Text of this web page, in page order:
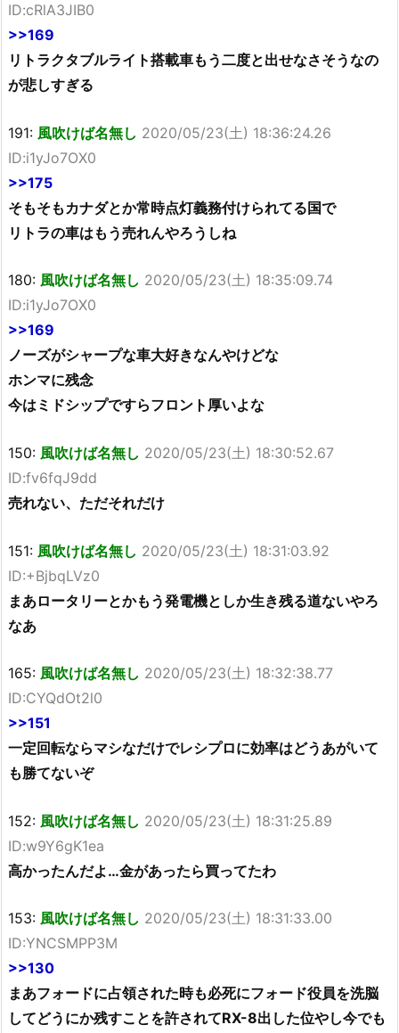
ID:cRlA3JIB0
>>169
リトラクタブルライト搭載車もう二度と出せなさそうなの
が悲しすぎる
191: 風吹けば名無し 2020/05/23(土) 18:36:24.26
ID:i1yJo7OX0
>>175
そもそもカナダとか常時点灯義務付けられてる国で
リトラの車はもう売れんやろうしね
180: 風吹けば名無し 2020/05/23(土) 18:35:09.74
ID:i1yJo7OX0
>>169
ノーズがシャープな車大好きなんやけどな
ホンマに残念
今はミドシップですらフロント厚いよな
150: 風吹けば名無し 2020/05/23(土) 18:30:52.67
ID:fv6fqJ9dd
売れない、ただそれだけ
151: 風吹けば名無し 2020/05/23(土) 18:31:03.92
ID:+BjbqLVz0
まあロータリーとかもう発電機としか生き残る道ないやろ
なあ
165: 風吹けば名無し 2020/05/23(土) 18:32:38.77
ID:CYQdOt2l0
>>151
一定回転ならマシなだけでレシプロに効率はどうあがいて
も勝てないぞ
152: 風吹けば名無し 2020/05/23(土) 18:31:25.89
ID:w9Y6gK1ea
高かったんだよ…金があったら買ってたわ
153: 風吹けば名無し 2020/05/23(土) 18:31:33.00
ID:YNCSMPP3M
>>130
まあフォードに占領された時も必死にフォード役員を洗脳
してどうにか残すことを許されてRX-8出した位やし今でも